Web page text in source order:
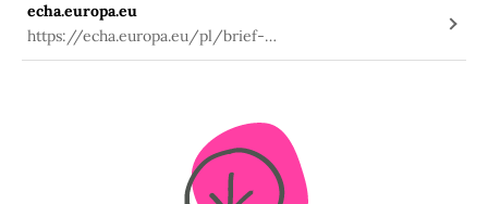
echa.europa.eu
https://echa.europa.eu/pl/brief-
profile/-/briefprofile/100.105.524